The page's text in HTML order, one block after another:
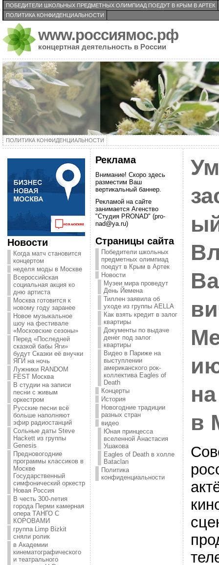
ПОБЕДИТЕЛИ ШКОЛЬНЫХ ПРЕДМЕТНЫХ ОЛИМПИАД ПОЕДУТ В КРЫМ В АРТЕК
ПОЛИТИКА КОНФИДЕНЦИАЛЬНОСТИ
www.россиямос.рф
концертная деятельность в России
ПОЛИТИКА КОНФИДЕНЦИАЛЬНОСТИ
Новости
Когда матч становится
концертом
неделя моды в Москве
Всероссийская
социальная акция ко
дню артиста
Москва готовится к
новому году заранее
Новое музыкальное
шоу на фестивале
«Московские сезоны»
Перед «Последней
сказкой бабы Яги»
будут Сказки её внучки
ЯГИ на ночь
Лужники RANDOM
FEST Москва
В студии на записи
песни с живым
оркестром
Русские песни всё
больше наполняют
эфир радиостанций
Сольные даты Steve
Hackett из группы
Genesis
Предновогодние
программы классиков в
Москве
Государственный
симфонический оркестр
Новая Россия
В честь 300-летия
города Перми камерная
опера ТАНГО С
КОРОВАМИ
группа Limp Bizkit
сняли ролик
в Академии
кинематографического
и театрального
Реклама
Внимание! Скоро здесь
разместим Ваш
вертикальный баннер.
Рекламой на сайте
занимается Агенство
"Студия PRONAD" (pro-
nad@ya.ru)
Страницы сайта
Победители школьных
предметных олимпиад
поедут в Крым в Артек
Новости
Музеи мира проведут
День Йемена
Тиллен заявила об
уходе из группы AELLA
Как взять кредит в залог
квартиры
Документы по выдаче
денег под залог
квартиры
Видео в Париже на
выступлении
американского рок-
коллектива Eagles of
Death
Концерты
История
Новогодние традиции
разных стран
видео
Юная принцесса
вселенной Анастасия
Ушакова
Eagles of Death в холле
Bataclan
Политика
конфиденциальности
в